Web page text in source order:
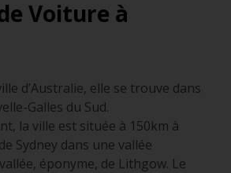
Voiture à
d’Australie, elle se trouve dans
Galles du Sud.
la ville est située à 150km à
Sydney dans une vallée
éponyme, de Lithgow. Le